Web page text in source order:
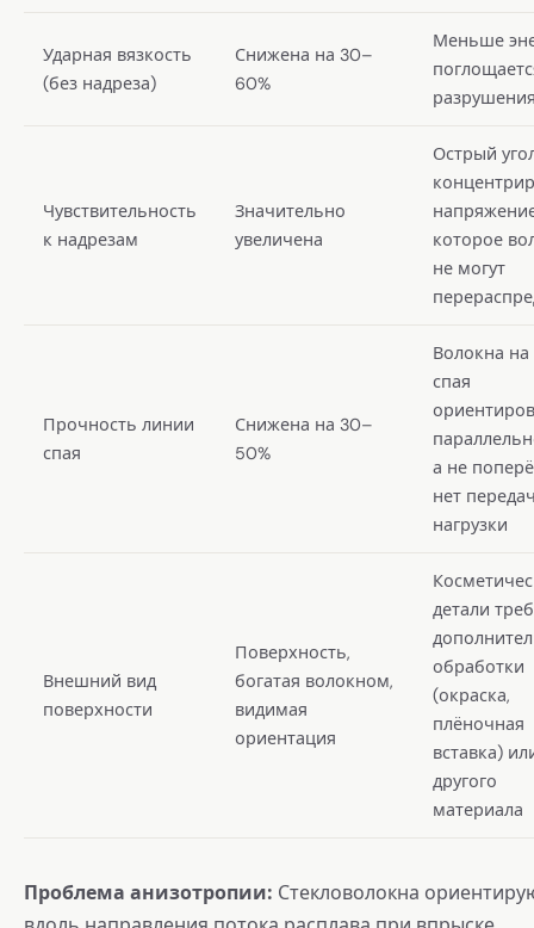
Ударная вязкость
(без надреза)
Снижена на 30–
60%
Меньше
Чувствительность
к надрезам
Значительно
увеличена
Острый
которое
не могут
Прочность линии
спая
Снижена на 30–
50%
Волокна
спая
а не
нет
нагрузки
Внешний вид
поверхности
Поверхность,
богатая волокном,
видимая
ориентация
детали
обработки
(окраска,
плёночная
вставка)
другого
материала
Проблема анизотропии: Стекловолокна